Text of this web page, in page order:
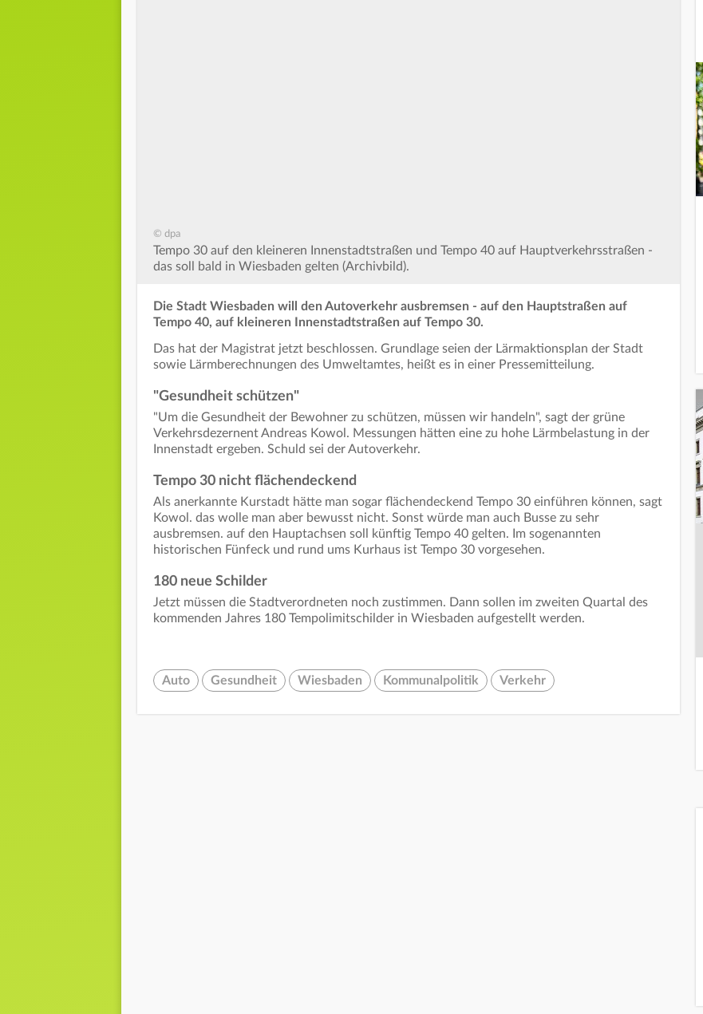
© dpa
Tempo 30 auf den kleineren Innenstadtstraßen und Tempo 40 auf Hauptverkehrsstraßen -
das soll bald in Wiesbaden gelten (Archivbild).
Die Stadt Wiesbaden will den Autoverkehr ausbremsen - auf den Hauptstraßen auf
Tempo 40, auf kleineren Innenstadtstraßen auf Tempo 30.
Das hat der Magistrat jetzt beschlossen. Grundlage seien der Lärmaktionsplan der Stadt
sowie Lärmberechnungen des Umweltamtes, heißt es in einer Pressemitteilung.
"Gesundheit schützen"
"Um die Gesundheit der Bewohner zu schützen, müssen wir handeln", sagt der grüne
Verkehrsdezernent Andreas Kowol. Messungen hätten eine zu hohe Lärmbelastung in der
Innenstadt ergeben. Schuld sei der Autoverkehr.
Tempo 30 nicht flächendeckend
Als anerkannte Kurstadt hätte man sogar flächendeckend Tempo 30 einführen können, sagt
Kowol. das wolle man aber bewusst nicht. Sonst würde man auch Busse zu sehr
ausbremsen. auf den Hauptachsen soll künftig Tempo 40 gelten. Im sogenannten
historischen Fünfeck und rund ums Kurhaus ist Tempo 30 vorgesehen.
180 neue Schilder
Jetzt müssen die Stadtverordneten noch zustimmen. Dann sollen im zweiten Quartal des
kommenden Jahres 180 Tempolimitschilder in Wiesbaden aufgestellt werden.
Auto Gesundheit Wiesbaden Kommunalpolitik Verkehr